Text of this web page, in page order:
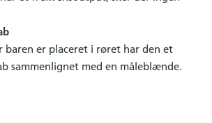
baren er placeret i røret har den et
sammenlignet med en måleblænde.